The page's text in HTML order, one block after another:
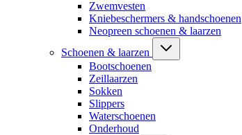
Zwemvesten
Kniebeschermers & handschoenen
Neopreen schoenen & laarzen
Schoenen & laarzen
Bootschoenen
Zeillaarzen
Sokken
Slippers
Waterschoenen
Onderhoud